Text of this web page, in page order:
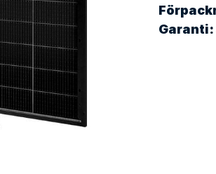
Garanti: